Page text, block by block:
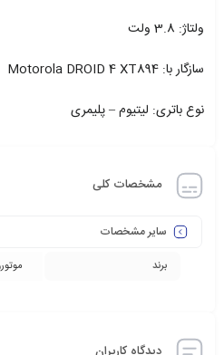
ولتاژ: 3.8 ولت
سازگار با: Motorola DROID 4 XT894
نوع باتری: لیتیوم – پلیمری
مشخصات کلی
سایر مشخصات
برند
دیدگاه کاربران